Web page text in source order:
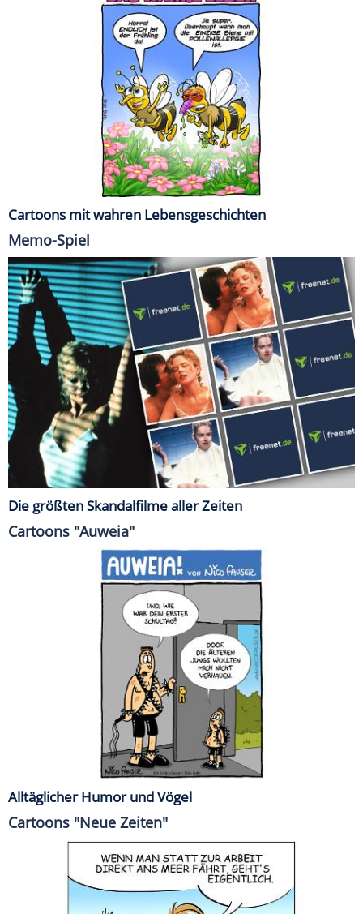
Cartoons mit wahren Lebensgeschichten
Memo-Spiel
Die größten Skandalfilme aller Zeiten
Cartoons "Auweia"
Alltäglicher Humor und Vögel
Cartoons "Neue Zeiten"